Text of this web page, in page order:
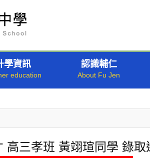
學資訊 認識輔仁
高三孝班 黃翊瑄同學 錄